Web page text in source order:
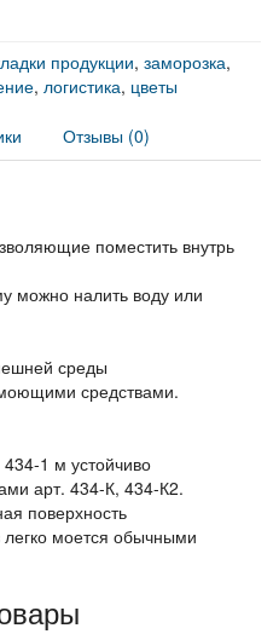
продукции, заморозка,
, логистика, цветы
Отзывы (0)
поместить внутрь
можно налить воду или
среды
средствами.
1 м устойчиво
арт. 434-К, 434-К2.
поверхность
моется обычными